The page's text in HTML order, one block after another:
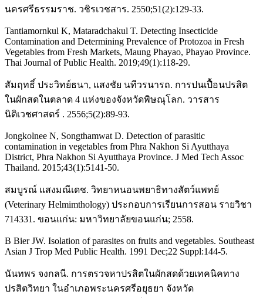
นครศรีธรรมราช. วชิรเวชสาร. 2550;51(2):129-33.
Tantiamornkul K, Mataradchakul T. Detecting Insecticide
Contamination and Determining Prevalence of Protozoa in Fresh
Vegetables from Fresh Markets, Maung Phayao, Phayao Province.
Thai Journal of Public Health. 2019;49(1):118-29.
สัมฤทธิ์ ประวิทย์ธนา, แสงชัย นทีวรนารถ. การปนเปื้อนปรสิต
ในผักสดในตลาด 4 แห่งของจังหวัดพิษณุโลก. วารสาร
นิติเวชศาสตร์ . 2556;5(2):89-93.
Jongkolnee N, Songthamwat D. Detection of parasitic
contamination in vegetables from Phra Nakhon Si Ayutthaya
District, Phra Nakhon Si Ayutthaya Province. J Med Tech Assoc
Thailand. 2015;43(1):5141-50.
สมบูรณ์ แสงมณีเดช. วิทยาหนอนพยาธิทางสัตว์แพทย์
(Veterinary Helmimthology) ประกอบการเรียนการสอน รายวิชา
714331. ขอนแก่น: มหาวิทยาลัยขอนแก่น; 2558.
B Bier JW. Isolation of parasites on fruits and vegetables. Southeast
Asian J Trop Med Public Health. 1991 Dec;22 Suppl:144-5.
นันทพร จงกลนี. การตรวจหาปรสิตในผักสดด้วยเทคนิคทาง
ปรสิตวิทยา ในอำเภอพระนครศรีอยุธยา จังหวัด